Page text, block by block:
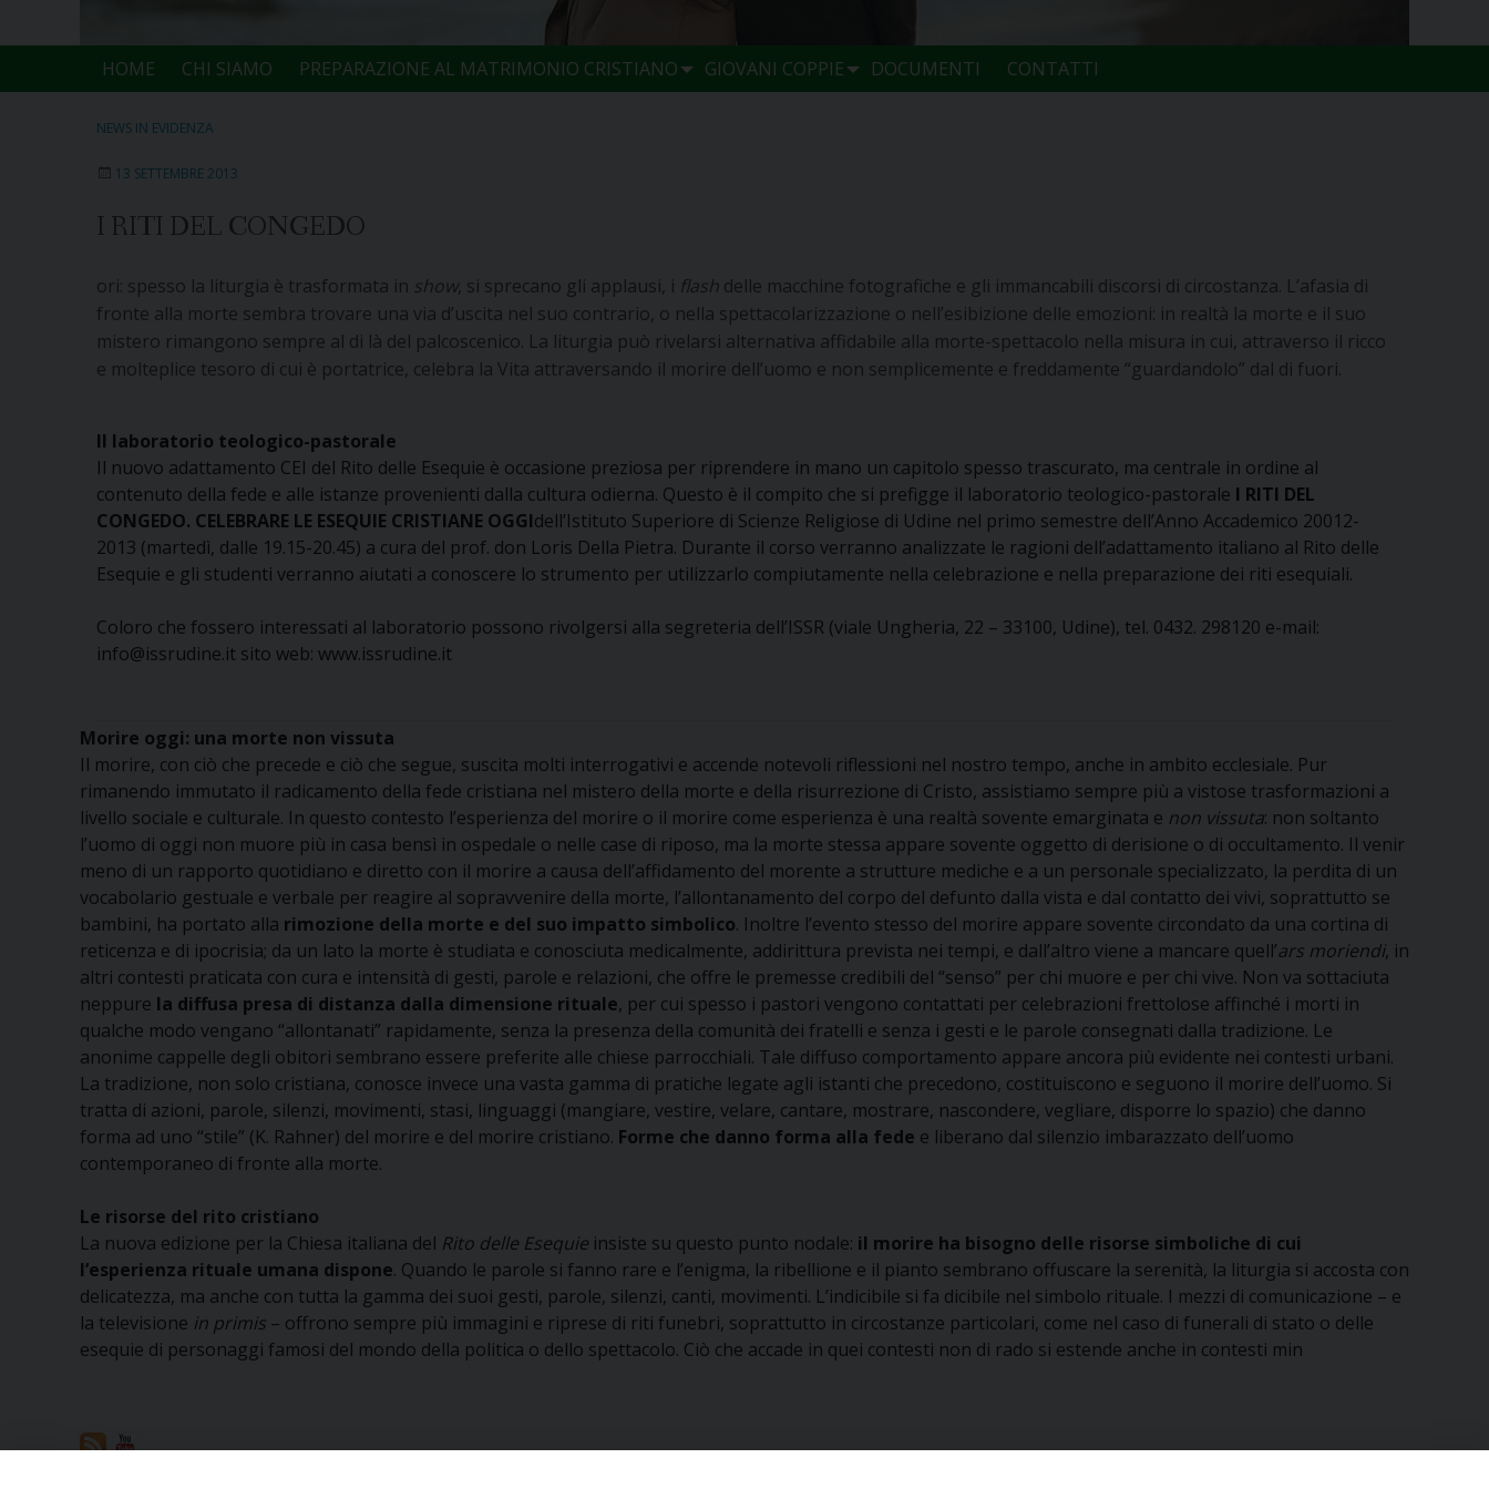
HOME CHI SIAMO PREPARAZIONE AL MATRIMONIO CRISTIANO GIOVANI COPPIE DOCUMENTI CONTATTI
NEWS IN EVIDENZA
13 SETTEMBRE 2013
I RITI DEL CONGEDO
ori: spesso la liturgia è trasformata in show, si sprecano gli applausi, i flash delle macchine fotografiche e gli immancabili discorsi di circostanza. L’afasia di
fronte alla morte sembra trovare una via d’uscita nel suo contrario, o nella spettacolarizzazione o nell’esibizione delle emozioni: in realtà la morte e il suo
mistero rimangono sempre al di là del palcoscenico. La liturgia può rivelarsi alternativa affidabile alla morte-spettacolo nella misura in cui, attraverso il ricco
e molteplice tesoro di cui è portatrice, celebra la Vita attraversando il morire dell’uomo e non semplicemente e freddamente “guardandolo” dal di fuori.
Il laboratorio teologico-pastorale
Il nuovo adattamento CEI del Rito delle Esequie è occasione preziosa per riprendere in mano un capitolo spesso trascurato, ma centrale in ordine al
contenuto della fede e alle istanze provenienti dalla cultura odierna. Questo è il compito che si prefigge il laboratorio teologico-pastorale I RITI DEL
CONGEDO. CELEBRARE LE ESEQUIE CRISTIANE OGGIdell’Istituto Superiore di Scienze Religiose di Udine nel primo semestre dell’Anno Accademico 20012-
2013 (martedì, dalle 19.15-20.45) a cura del prof. don Loris Della Pietra. Durante il corso verranno analizzate le ragioni dell’adattamento italiano al Rito delle
Esequie e gli studenti verranno aiutati a conoscere lo strumento per utilizzarlo compiutamente nella celebrazione e nella preparazione dei riti esequiali.
Coloro che fossero interessati al laboratorio possono rivolgersi alla segreteria dell’ISSR (viale Ungheria, 22 – 33100, Udine), tel. 0432. 298120 e-mail:
info@issrudine.it sito web: www.issrudine.it
Morire oggi: una morte non vissuta
Il morire, con ciò che precede e ciò che segue, suscita molti interrogativi e accende notevoli riflessioni nel nostro tempo, anche in ambito ecclesiale. Pur
rimanendo immutato il radicamento della fede cristiana nel mistero della morte e della risurrezione di Cristo, assistiamo sempre più a vistose trasformazioni a
livello sociale e culturale. In questo contesto l’esperienza del morire o il morire come esperienza è una realtà sovente emarginata e non vissuta: non soltanto
l’uomo di oggi non muore più in casa bensì in ospedale o nelle case di riposo, ma la morte stessa appare sovente oggetto di derisione o di occultamento. Il venir
meno di un rapporto quotidiano e diretto con il morire a causa dell’affidamento del morente a strutture mediche e a un personale specializzato, la perdita di un
vocabolario gestuale e verbale per reagire al sopravvenire della morte, l’allontanamento del corpo del defunto dalla vista e dal contatto dei vivi, soprattutto se
bambini, ha portato alla rimozione della morte e del suo impatto simbolico. Inoltre l’evento stesso del morire appare sovente circondato da una cortina di
reticenza e di ipocrisia; da un lato la morte è studiata e conosciuta medicalmente, addirittura prevista nei tempi, e dall’altro viene a mancare quell’ars moriendi, in
altri contesti praticata con cura e intensità di gesti, parole e relazioni, che offre le premesse credibili del “senso” per chi muore e per chi vive. Non va sottaciuta
neppure la diffusa presa di distanza dalla dimensione rituale, per cui spesso i pastori vengono contattati per celebrazioni frettolose affinché i morti in
qualche modo vengano “allontanati” rapidamente, senza la presenza della comunità dei fratelli e senza i gesti e le parole consegnati dalla tradizione. Le
anonime cappelle degli obitori sembrano essere preferite alle chiese parrocchiali. Tale diffuso comportamento appare ancora più evidente nei contesti urbani.
La tradizione, non solo cristiana, conosce invece una vasta gamma di pratiche legate agli istanti che precedono, costituiscono e seguono il morire dell’uomo. Si
tratta di azioni, parole, silenzi, movimenti, stasi, linguaggi (mangiare, vestire, velare, cantare, mostrare, nascondere, vegliare, disporre lo spazio) che danno
forma ad uno “stile” (K. Rahner) del morire e del morire cristiano. Forme che danno forma alla fede e liberano dal silenzio imbarazzato dell’uomo
contemporaneo di fronte alla morte.
Le risorse del rito cristiano
La nuova edizione per la Chiesa italiana del Rito delle Esequie insiste su questo punto nodale: il morire ha bisogno delle risorse simboliche di cui
l’esperienza rituale umana dispone. Quando le parole si fanno rare e l’enigma, la ribellione e il pianto sembrano offuscare la serenità, la liturgia si accosta con
delicatezza, ma anche con tutta la gamma dei suoi gesti, parole, silenzi, canti, movimenti. L’indicibile si fa dicibile nel simbolo rituale. I mezzi di comunicazione – e
la televisione in primis – offrono sempre più immagini e riprese di riti funebri, soprattutto in circostanze particolari, come nel caso di funerali di stato o delle
esequie di personaggi famosi del mondo della politica o dello spettacolo. Ciò che accade in quei contesti non di rado si estende anche in contesti min